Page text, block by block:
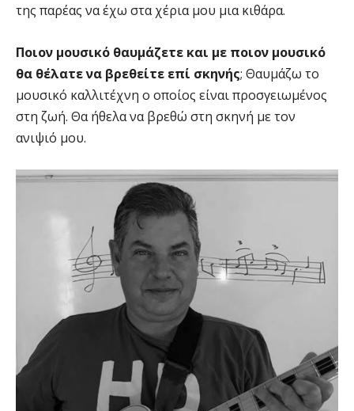
της παρέας να έχω στα χέρια μου μια κιθάρα.
Ποιον μουσικό θαυμάζετε και με ποιον μουσικό
θα θέλατε να βρεθείτε επί σκηνής; Θαυμάζω το
μουσικό καλλιτέχνη ο οποίος είναι προσγειωμένος
στη ζωή. Θα ήθελα να βρεθώ στη σκηνή με τον
ανιψιό μου.